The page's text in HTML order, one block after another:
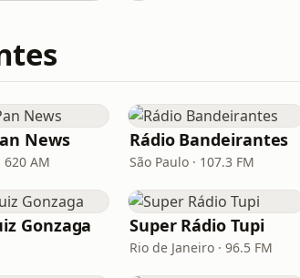
News
620 AM
Rádio Bandeirantes
São Paulo · 107.3 FM
Gonzaga Super Rádio Tupi
Rio de Janeiro · 96.5 FM